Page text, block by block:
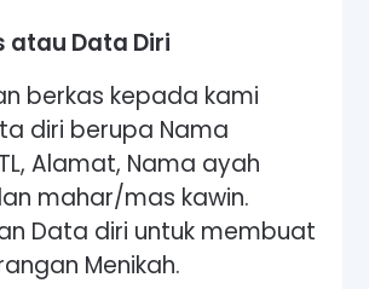
atau Data Diri
berkas kepada kami
diri berupa Nama
Alamat, Nama ayah
mahar/mas kawin.
Data diri untuk membuat
Menikah.